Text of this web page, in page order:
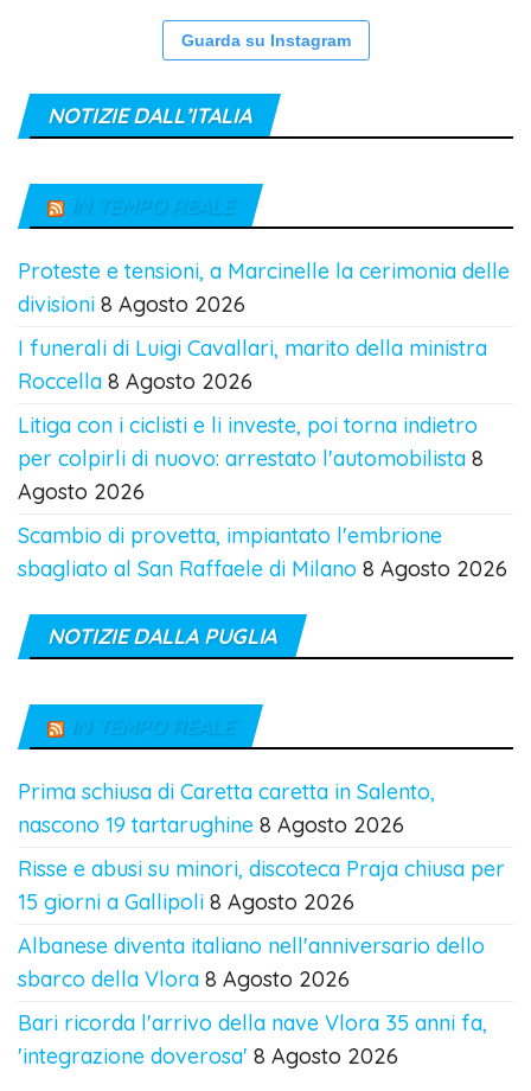
Guarda su Instagram
NOTIZIE DALL’ITALIA
IN TEMPO REALE
Proteste e tensioni, a Marcinelle la cerimonia delle
divisioni 8 Agosto 2026
I funerali di Luigi Cavallari, marito della ministra
Roccella 8 Agosto 2026
Litiga con i ciclisti e li investe, poi torna indietro
per colpirli di nuovo: arrestato l'automobilista 8
Agosto 2026
Scambio di provetta, impiantato l'embrione
sbagliato al San Raffaele di Milano 8 Agosto 2026
NOTIZIE DALLA PUGLIA
IN TEMPO REALE
Prima schiusa di Caretta caretta in Salento,
nascono 19 tartarughine 8 Agosto 2026
Risse e abusi su minori, discoteca Praja chiusa per
15 giorni a Gallipoli 8 Agosto 2026
Albanese diventa italiano nell'anniversario dello
sbarco della Vlora 8 Agosto 2026
Bari ricorda l'arrivo della nave Vlora 35 anni fa,
'integrazione doverosa' 8 Agosto 2026